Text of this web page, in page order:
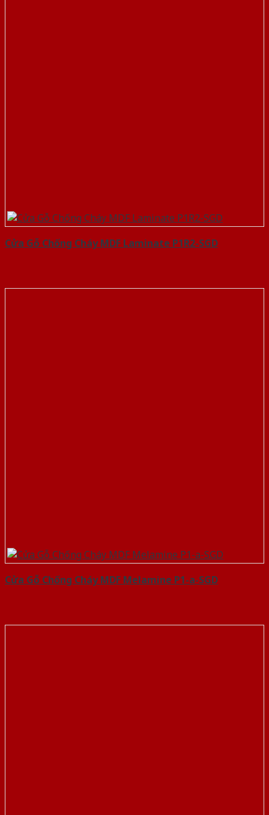
Cửa Gỗ Chống Cháy MDF Laminate P1R2-SGD
Cửa Gỗ Chống Cháy MDF Melamine P1-a-SGD